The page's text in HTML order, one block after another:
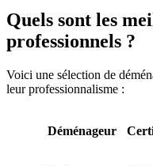
Quels sont les
professionnels ?
Voici une sélection de
leur professionnalisme :
Déménageur